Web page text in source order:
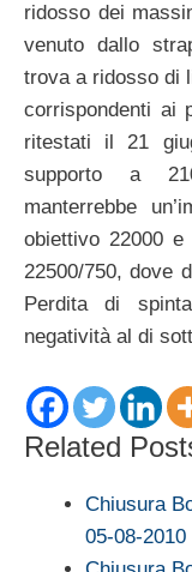
ridosso dei
venuto dallo
trova a ridosso di
corrispondenti ai
ritestati il 21
supporto a
manterrebbe
obiettivo 22000
22500/750, dove
Perdita di
negatività al di
Related
Chiusura
05-08-2010